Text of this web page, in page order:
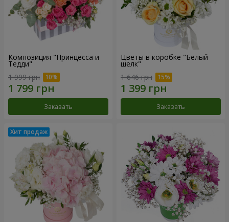
Композиция "Принцесса и
Тедди"
1 999 грн
Заказать
Цветы в коробке "Белый
шелк"
1 646 грн
Заказать